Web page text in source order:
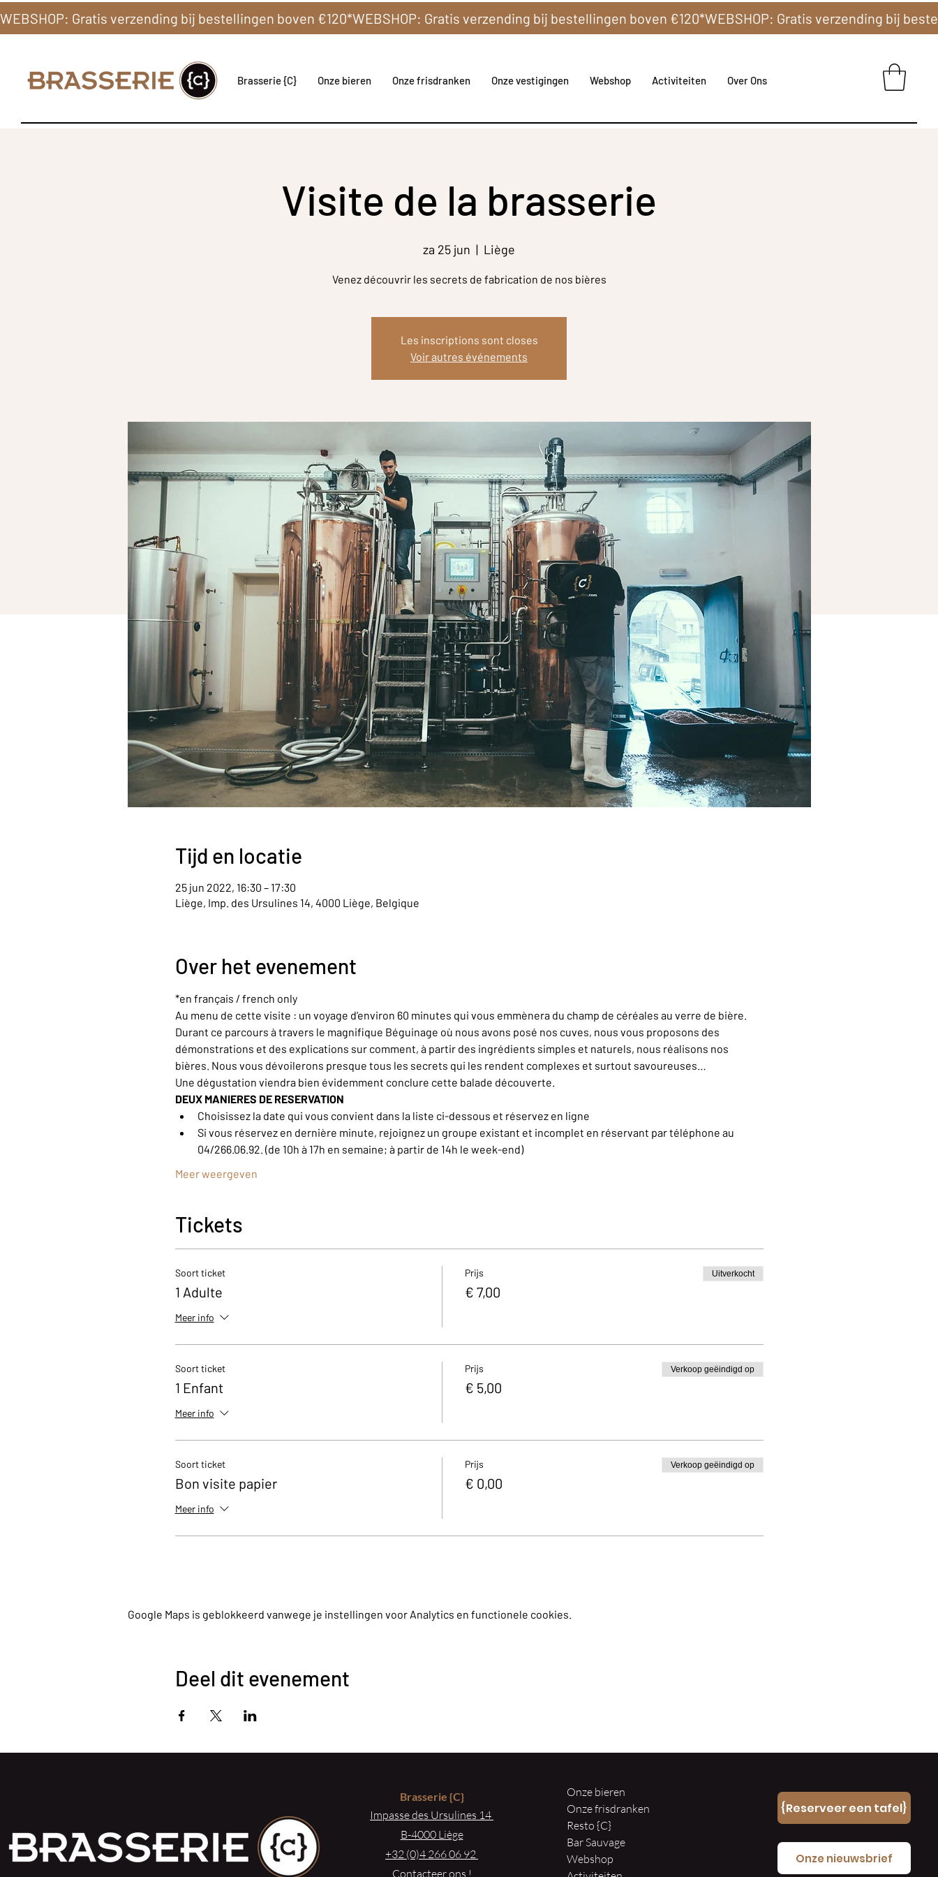
Brasserie {C} Onze bieren Onze frisdranken Onze vestigingen Webshop Activiteiten Over Ons
Visite de la brasserie
za 25 jun
  |
Liège
Venez découvrir les secrets de fabrication de nos bières
Les inscriptions sont closes
Voir autres événements
Tijd en locatie
25 jun 2022, 16:30 – 17:30
Liège, Imp. des Ursulines 14, 4000 Liège, Belgique
Over het evenement
*en français / french only
Au menu de cette visite : un voyage d’environ 60 minutes qui vous emmènera du champ de céréales au verre de bière.
Durant ce parcours à travers le magnifique Béguinage où nous avons posé nos cuves, nous vous proposons des
démonstrations et des explications sur comment, à partir des ingrédients simples et naturels, nous réalisons nos
bières. Nous vous dévoilerons presque tous les secrets qui les rendent complexes et surtout savoureuses…
Une dégustation viendra bien évidemment conclure cette balade découverte.
DEUX MANIERES DE RESERVATION
Choisissez la date qui vous convient dans la liste ci-dessous et réservez en ligne
Si vous réservez en dernière minute, rejoignez un groupe existant et incomplet en réservant par téléphone au
04/266.06.92. (de 10h à 17h en semaine; à partir de 14h le week-end)
Meer weergeven
Tickets
Soort ticket
1 Adulte
Meer info
Prijs
€ 7,00
Uitverkocht
Soort ticket
1 Enfant
Meer info
Prijs
€ 5,00
Verkoop geëindigd op
Soort ticket
Bon visite papier
Meer info
Prijs
€ 0,00
Verkoop geëindigd op
Google Maps is geblokkeerd vanwege je instellingen voor Analytics en functionele cookies.
Deel dit evenement
Brasserie{C}
Impasse des Ursulines 14
B-4000 Liège
+32 (0)4 266 06 92
Contacteer ons !
Onze bieren
Onze frisdranken
Resto {C}
Bar Sauvage
Webshop
{Reserveer een tafel}
Onze nieuwsbrief